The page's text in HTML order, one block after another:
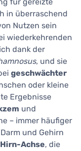
in überraschend
Nutzen sein
wiederkehrenden
dank der
, und sie
geschwächter
oder kleine
Ergebnisse
und
– immer häufiger
und Gehirn
Achse, die